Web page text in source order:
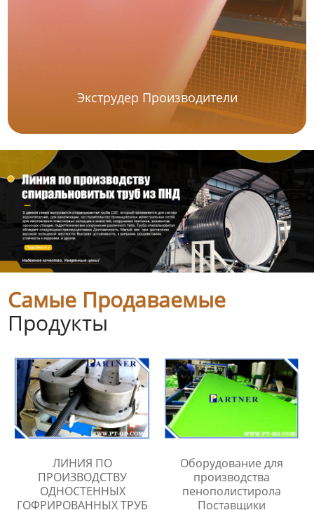
Экструдер Производители
Самые Продаваемые
Продукты
ЛИНИЯ ПО
ПРОИЗВОДСТВУ
ОДНОСТЕННЫХ
ГОФРИРОВАННЫХ ТРУБ
Оборудование для
производства
пенополистирола
Поставщики